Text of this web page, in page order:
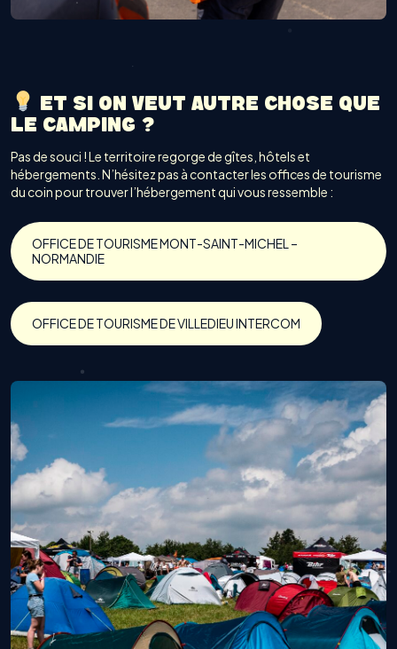
ET SI ON VEUT AUTRE CHOSE QUE
LE CAMPING ?
Pas de souci ! Le territoire regorge de gîtes, hôtels et
hébergements. N’hésitez pas à contacter les offices de tourisme
du coin pour trouver l’hébergement qui vous ressemble :
OFFICE DE TOURISME MONT-SAINT-MICHEL –
NORMANDIE
OFFICE DE TOURISME DE VILLEDIEU INTERCOM